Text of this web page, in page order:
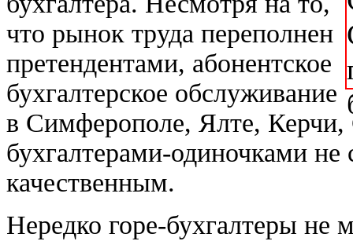
что рынок труда переполнен
претендентами, абонентское
бухгалтерское обслуживание
в Симферополе, Ялте, Керчи,
бухгалтерами-одиночками не
качественным.
Нередко горе-бухгалтеры не